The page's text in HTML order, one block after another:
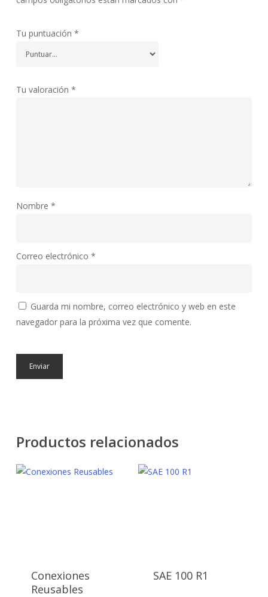
Tu puntuación *
Tu valoración *
Nombre *
Correo electrónico *
Guarda mi nombre, correo electrónico y web en este
navegador para la próxima vez que comente.
Productos relacionados
Conexiones
Reusables
SAE 100 R1